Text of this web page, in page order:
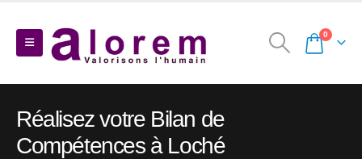
0
Réalisez votre Bilan de
Compétences à Loché